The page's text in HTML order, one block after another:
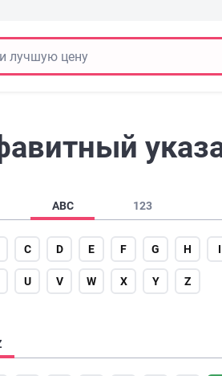
ABC 123
C D E F G H I
U V W X Y Z